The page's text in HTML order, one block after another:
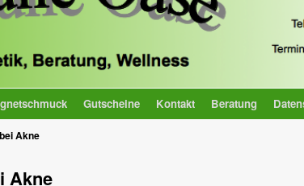
Gutscheine Kontakt Beratung
Akne
Akne